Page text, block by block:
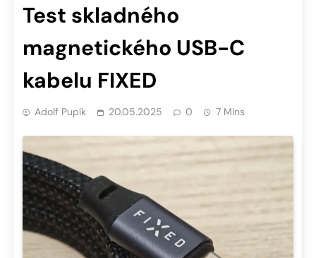
Test skladného
magnetického USB-C
kabelu FIXED
Adolf Pupík 20.05.2025 0 7 Mins